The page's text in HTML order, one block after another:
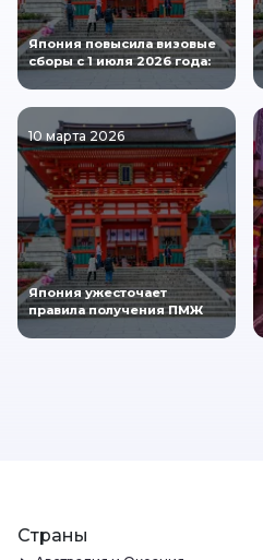
Япония повысила визовые
сборы с 1 июля 2026 года:
10 марта 2026
Япония ужесточает
правила получения ПМЖ
Страны